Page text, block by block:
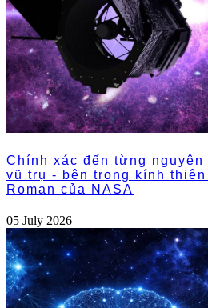
Chính xác đến từng
vũ trụ - bên trong kính
Roman của NASA
05 July 2026